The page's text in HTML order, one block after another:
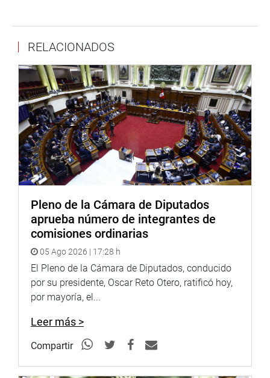
RELACIONADOS
Pleno de la Cámara de Diputados
aprueba número de integrantes de
comisiones ordinarias
05 Ago 2026 | 17:28 h
El Pleno de la Cámara de Diputados, conducido
por su presidente, Oscar Reto Otero, ratificó hoy,
por mayoría, el...
Leer más >
Compartir